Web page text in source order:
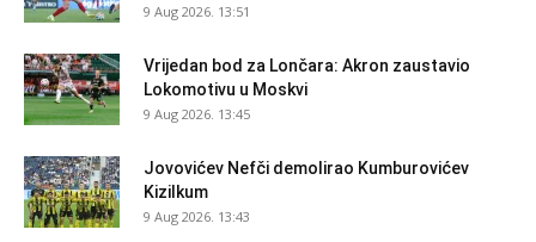
9 Aug 2026. 13:51
Vrijedan bod za Lončara: Akron zaustavio
Lokomotivu u Moskvi
9 Aug 2026. 13:45
Jovovićev Nefči demolirao Kumburovićev
Kizilkum
9 Aug 2026. 13:43